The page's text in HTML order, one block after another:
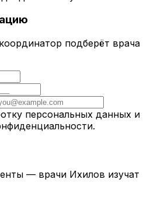
подберёт врача
персональных данных и
.
— врачи Ихилов изучат